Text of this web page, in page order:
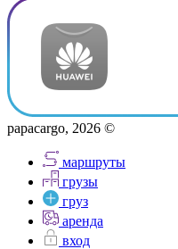
papacargo, 2026 ©
маршруты
грузы
груз
аренда
вход